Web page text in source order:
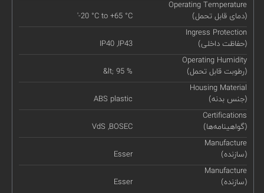
Operating Temperature
(دمای قابل تحمل)
'-20 °C to +65 °C
Ingress Protection
(حفاظت داخلی)
IP40 ,IP43
Operating Humidity
(رطوبت قابل تحمل)
&lt; 95 %
Housing Material
(جنس بدنه)
ABS plastic
Certifications
(گواهینامه‌ها)
VdS ,BOSEC
Manufacture
(سازنده)
Esser
Manufacture
(سازنده)
Esser